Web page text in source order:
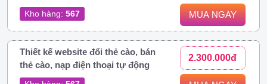
Kho hàng: 567 MUA NGAY
Thiết kế website đổi thẻ cào, bán
thẻ cào, nạp điện thoại tự động
2.300.000đ